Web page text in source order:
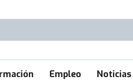
Empleo Noticias